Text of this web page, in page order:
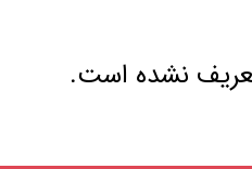
نشده است.